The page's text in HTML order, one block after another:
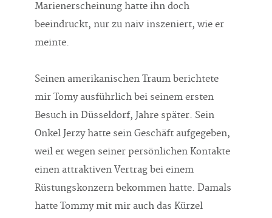
Marienerscheinung hatte ihn doch
beeindruckt, nur zu naiv inszeniert, wie er
meinte.
Seinen amerikanischen Traum berichtete
mir Tomy ausführlich bei seinem ersten
Besuch in Düsseldorf, Jahre später. Sein
Onkel Jerzy hatte sein Geschäft aufgegeben,
weil er wegen seiner persönlichen Kontakte
einen attraktiven Vertrag bei einem
Rüstungskonzern bekommen hatte. Damals
hatte Tommy mit mir auch das Kürzel